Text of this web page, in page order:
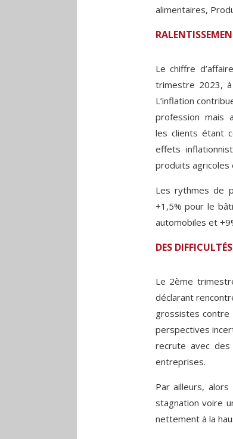
alimentaires,
Le chiffre
trimestre 2023, à
L’inflation
profession mais
les clients étant
effets
produits agricoles
Les rythmes de
+1,5% pour le
automobiles et
DES
Le 2ème
déclarant
grossistes
perspectives
recrute avec des
entreprises.
Par ailleurs,
stagnation voire
nettement à la